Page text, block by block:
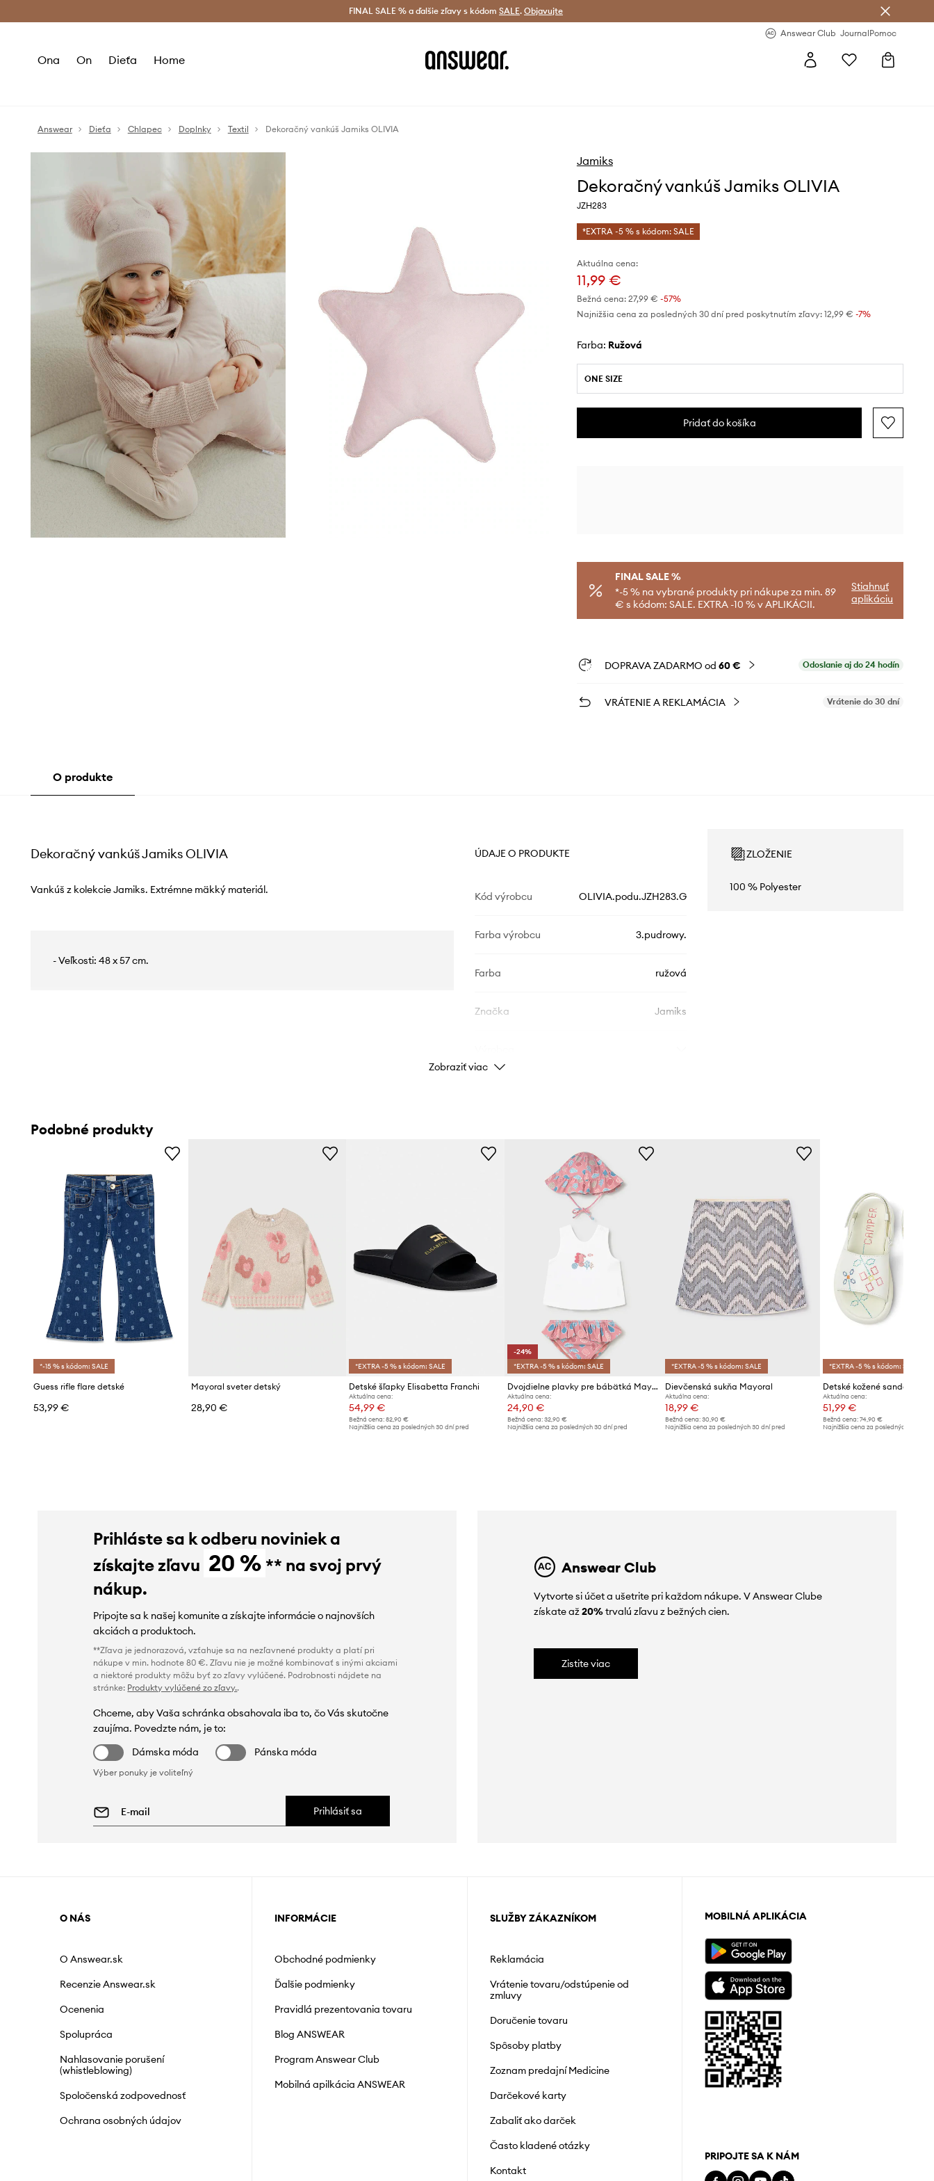
Bezplatná doprava od 60 € > Doručenie aj do 24 h >
FINAL SALE % a ďalšie zľavy s kódom SALE. Objavujte
Answear Club JournalPomoc
Ona On Dieťa Home
Answear Dieťa Chlapec Doplnky Textil Dekoračný vankúš Jamiks OLIVIA
Jamiks
Dekoračný vankúš Jamiks OLIVIA
JZH283
*EXTRA -5 % s kódom: SALE
Aktuálna cena:
11,99 €
Bežná cena: 27,99 € -57%
Najnižšia cena za posledných 30 dní pred poskytnutím zľavy: 12,99 € -7%
Farba: ružová
ONE SIZE
Pridať do košíka
FINAL SALE %
*-5 % na vybrané produkty pri nákupe za min. 89
€ s kódom: SALE. EXTRA -10 % v APLIKÁCII.
Stiahnuť
aplikáciu
DOPRAVA ZADARMO od 60 € Odoslanie aj do 24 hodín
VRÁTENIE A REKLAMÁCIA Vrátenie do 30 dní
O produkte
Dekoračný vankúš Jamiks OLIVIA
Vankúš z kolekcie Jamiks. Extrémne mäkký materiál.
- Veľkosti: 48 x 57 cm.
ÚDAJE O PRODUKTE
Kód výrobcu OLIVIA.podu.JZH283.G
Farba výrobcu 3.pudrowy.
Farba ružová
Značka Jamiks
ZLOŽENIE
100 % Polyester
Zobraziť viac
Podobné produkty
*-15 % s kódom: SALE
Guess rifle flare detské
53,99 €
Mayoral sveter detský
28,90 €
*EXTRA -5 % s kódom: SALE
Detské šľapky Elisabetta Franchi
Aktuálna cena:
54,99 €
Bežná cena: 82,90 €
Najnižšia cena za posledných 30 dní pred
-24%
*EXTRA -5 % s kódom: SALE
Dvojdielne plavky pre bábätká Mayoral Newborn
Aktuálna cena:
24,90 €
Bežná cena: 32,90 €
Najnižšia cena za posledných 30 dní pred
*EXTRA -5 % s kódom: SALE
Dievčenská sukňa Mayoral
Aktuálna cena:
18,99 €
Bežná cena:30,90 €
Najnižšia cena za posledných 30 dní pred
*EXTRA -5 % s kódom: SALE
Aktuálna cena:
51,99 €
Bežná cena: 74,90 €
Najnižšia cena za posledných 30 dní
Prihláste sa k odberu noviniek a
získajte zľavu 20 % ** na svoj prvý
nákup.
Pripojte sa k našej komunite a získajte informácie o najnovších
akciách a produktoch.
**Zľava je jednorazová, vzťahuje sa na nezľavnené produkty a platí pri
nákupe v min. hodnote 80 €. Zľavu nie je možné kombinovať s inými akciami
a niektoré produkty môžu byť zo zľavy vylúčené. Podrobnosti nájdete na
stránke: Produkty vylúčené zo zľavy..
Chceme, aby Vaša schránka obsahovala iba to, čo Vás skutočne
zaujíma. Povedzte nám, je to:
Dámska móda
Pánska móda
Výber ponuky je voliteľný
Prihlásiť sa
Answear Club
Vytvorte si účet a ušetrite pri každom nákupe. V Answear Clube
získate až20%trvalú zľavu z bežných cien.
Zistite viac
O NÁS
O Answear.sk
Recenzie Answear.sk
Ocenenia
Spolupráca
Nahlasovanie porušení
(whistleblowing)
Spoločenská zodpovednosť
Ochrana osobných údajov
INFORMÁCIE
Obchodné podmienky
Ďalšie podmienky
Pravidlá prezentovania tovaru
Blog ANSWEAR
Program Answear Club
Mobilná apilkácia ANSWEAR
SLUŽBY ZÁKAZNÍKOM
Reklamácia
Vrátenie tovaru/odstúpenie od
zmluvy
Doručenie tovaru
Spôsoby platby
Zoznam predajní Medicine
Darčekové karty
Zabaliť ako darček
Často kladené otázky
Kontakt
MOBILNÁ APLIKÁCIA
PRIPOJTE SA K NÁM